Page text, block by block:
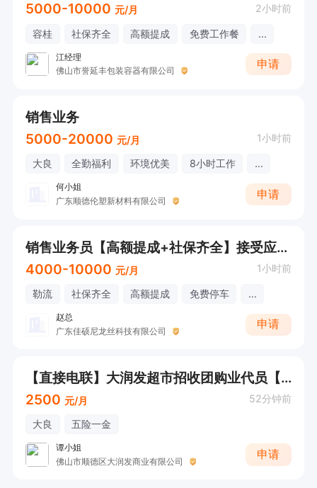
5000-10000 元/月 2小时前
容桂 社保齐全 高额提成 免费工作餐 ...
江经理
佛山市誉延丰包装容器有限公司
申请
销售业务
5000-20000 元/月 1小时前
大良 全勤福利 环境优美 8小时工作 ...
何小姐
广东顺德伦塑新材料有限公司
申请
销售业务员【高额提成+社保齐全】接受应届生（欢迎直接电话咨询）
4000-10000 元/月 1小时前
勒流 社保齐全 高额提成 免费停车 ...
赵总
广东佳硕尼龙丝科技有限公司
申请
【直接电联】大润发超市招收团购业代员【底薪+奖金+伙食补贴】
2500 元/月 52分钟前
大良 五险一金
谭小姐
佛山市顺德区大润发商业有限公司
申请